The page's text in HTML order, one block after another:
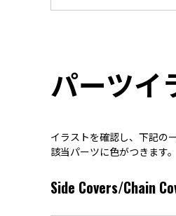
パーツイ
イラストを確認し、下記の
該当パーツに色がつきます。
Side Covers/Chain